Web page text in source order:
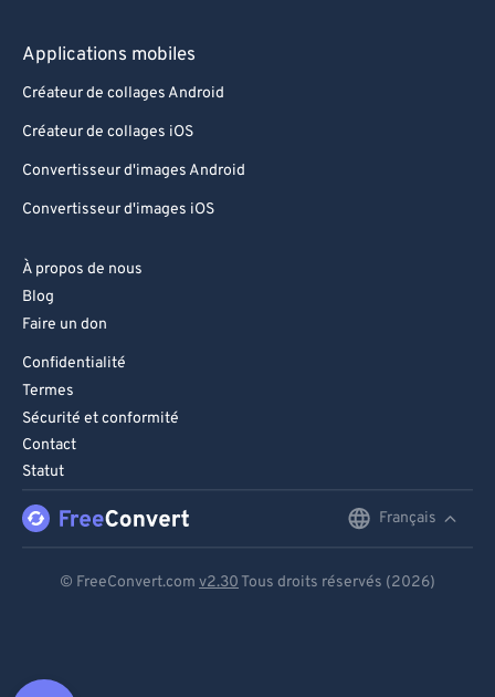
Applications mobiles
Créateur de collages Android
Créateur de collages iOS
Convertisseur d'images Android
Convertisseur d'images iOS
À propos de nous
Blog
Faire un don
Confidentialité
Termes
Sécurité et conformité
Contact
Statut
Français
© FreeConvert.com v2.30 Tous droits réservés (2026)